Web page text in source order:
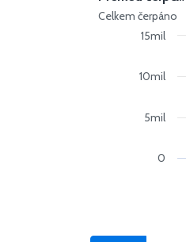
Celkem čerpáno
0
5mil
10mil
15mil